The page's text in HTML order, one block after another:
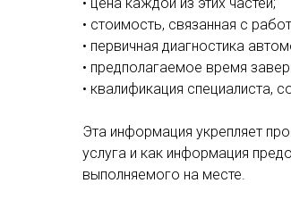
• стоимость, связанная с
• первичная диагностика
• предполагаемое время
• квалификация специалиста,
Эта информация укрепляет
услуга и как информация
выполняемого на месте.